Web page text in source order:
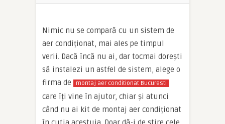
Nimic nu se compară cu un sistem de
aer condiționat, mai ales pe timpul
verii. Dacă încă nu ai, dar tocmai dorești
să instalezi un astfel de sistem, alege o
firma de
montaj aer conditionat Bucuresti
care îți vine în ajutor, chiar și atunci
când nu ai kit de montaj aer condiționat